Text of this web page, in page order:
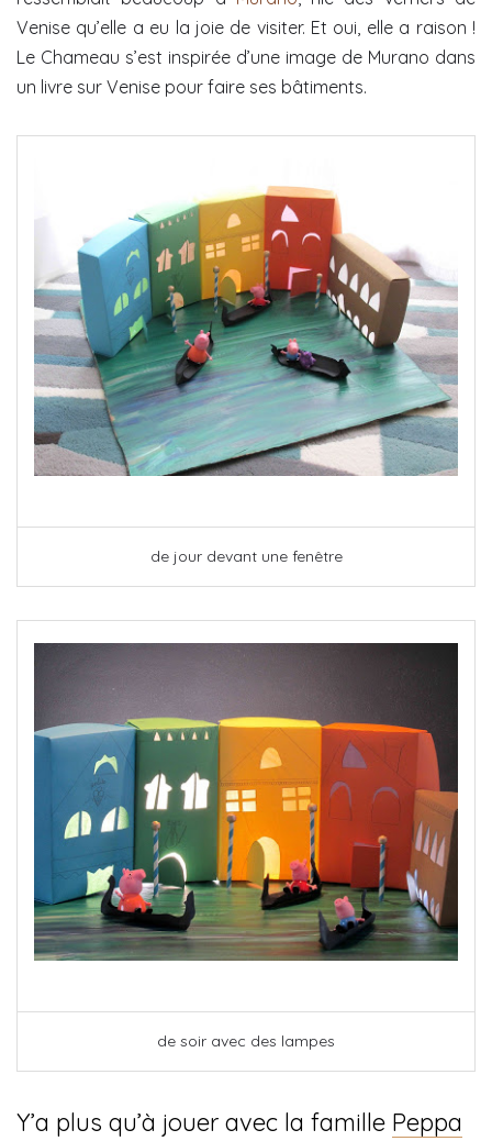
Venise qu’elle a eu la joie de visiter. Et oui, elle a raison !
Le Chameau s’est inspirée d’une image de Murano dans
un livre sur Venise pour faire ses bâtiments.
de jour devant une fenêtre
de soir avec des lampes
Y’a plus qu’à jouer avec la famille Peppa